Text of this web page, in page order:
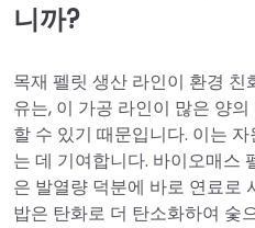
니까?
목재 펠릿 생산 라인이 환경
유는, 이 가공 라인이 많은 양
할 수 있기 때문입니다. 이는
는 데 기여합니다. 바이오매스
은 발열량 덕분에 바로 연료로
밥은 탄화로 더 탄소화하여 숯